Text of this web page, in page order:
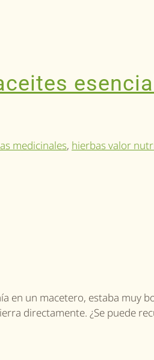
medicinales, hierbas valor
en un macetero, estaba muy
directamente. ¿Se puede